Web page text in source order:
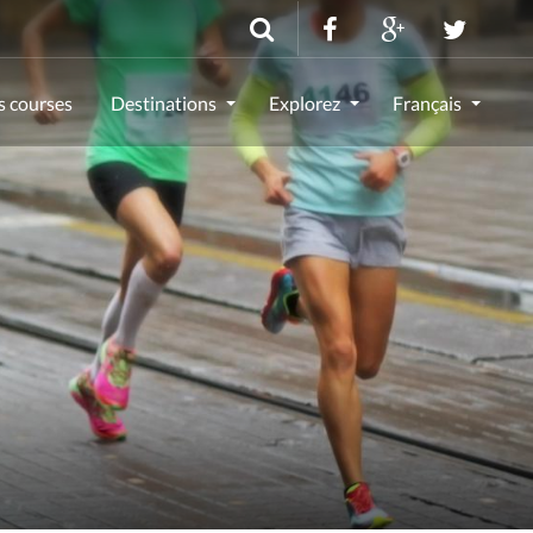
courses Destinations Explorez Français